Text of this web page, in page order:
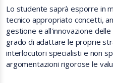
Lo studente saprà esporre in
tecnico appropriato concetti,
gestione e all'innovazione
grado di adattare le proprie
interlocutori specialisti e non
argomentazioni rigorose le